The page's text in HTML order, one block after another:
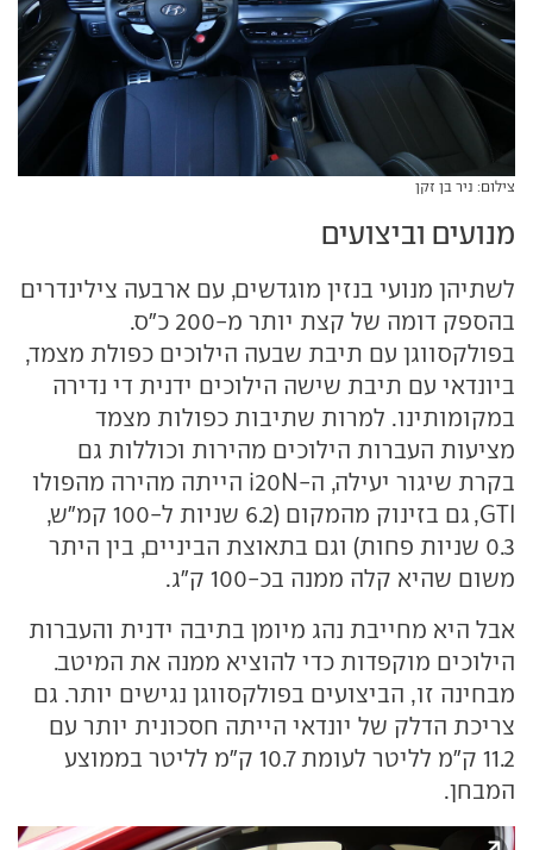
צילום: ניר בן זקן
מנועים וביצועים
לשתיהן מנועי בנזין מוגדשים, עם ארבעה צילינדרים
בהספק דומה של קצת יותר מ-200 כ"ס.
בפולקסווגן עם תיבת שבעה הילוכים כפולת מצמד,
ביונדאי עם תיבת שישה הילוכים ידנית די נדירה
במקומותינו. למרות שתיבות כפולות מצמד
מציעות העברות הילוכים מהירות וכוללות גם
בקרת שיגור יעילה, ה-i20N הייתה מהירה מהפולו
GTI, גם בזינוק מהמקום (6.2 שניות ל-100 קמ"ש,
0.3 שניות פחות) וגם בתאוצת הביניים, בין היתר
משום שהיא קלה ממנה בכ-100 ק"ג.
אבל היא מחייבת נהג מיומן בתיבה ידנית והעברות
הילוכים מוקפדות כדי להוציא ממנה את המיטב.
מבחינה זו, הביצועים בפולקסווגן נגישים יותר. גם
צריכת הדלק של יונדאי הייתה חסכונית יותר עם
11.2 ק"מ לליטר לעומת 10.7 ק"מ לליטר בממוצע
המבחן.